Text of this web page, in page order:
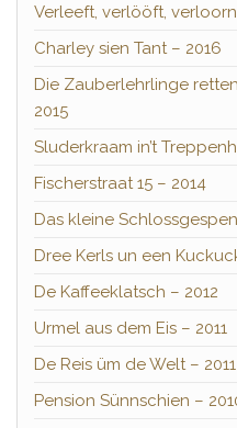
Verleeft, verlööft,
Charley sien Tant – 2016
Die Zauberlehrlinge
2015
Sluderkraam in’t
Fischerstraat 15 – 2014
Das kleine
Dree Kerls un een
De Kaffeeklatsch – 2012
Urmel aus dem Eis – 2011
De Reis üm de Welt – 2011
Pension Sünnschien –